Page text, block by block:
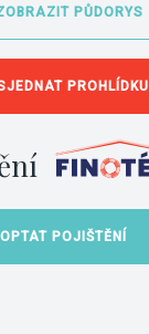
PŮDORYS
PROHLÍDKU
POJIŠTĚNÍ